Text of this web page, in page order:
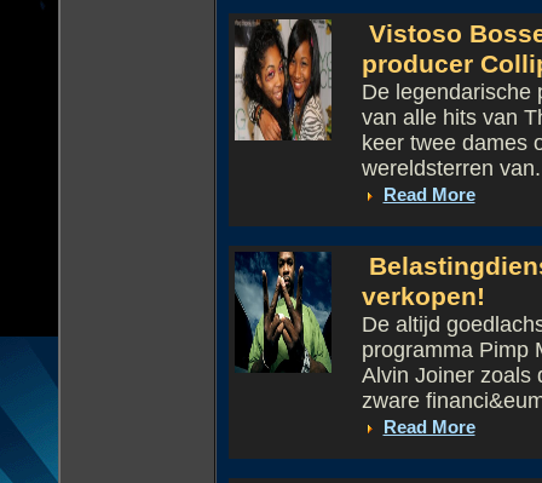
Vistoso
producer
De legendarische
van alle hits van
keer twee dames
wereldsterren
Read More
verkopen!
De altijd
programma Pimp
Alvin Joiner zoals
zware
Read More